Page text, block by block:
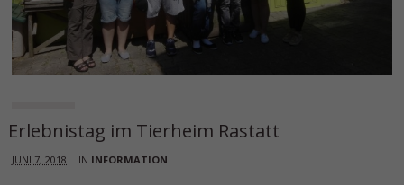
Erlebnistag im Tierheim Rastatt
JUNI 7, 2018 IN INFORMATION